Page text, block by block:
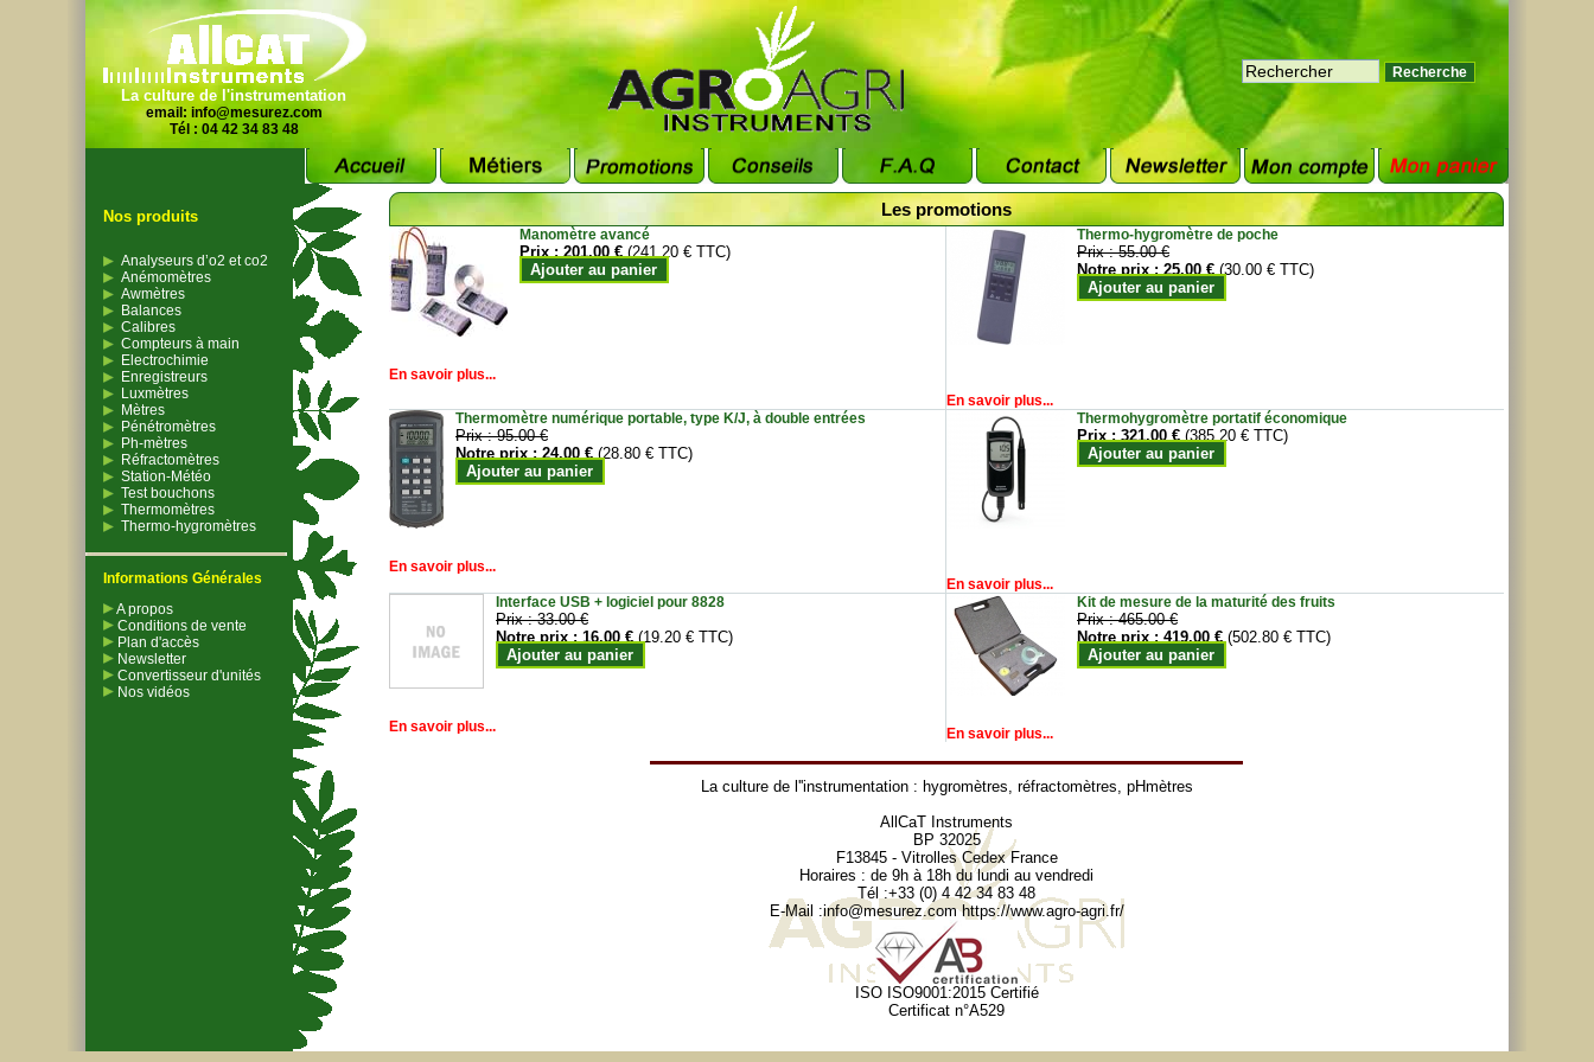
La culture de l'instrumentation
email: info@mesurez.com
Tél : 04 42 34 83 48
Nos produits
Analyseurs d’o2 et co2
Anémomètres
Awmètres
Balances
Calibres
Compteurs à main
Electrochimie
Enregistreurs
Luxmètres
Mètres
Pénétromètres
Ph-mètres
Réfractomètres
Station-Météo
Test bouchons
Thermomètres
Thermo-hygromètres
Informations Générales
A propos
Conditions de vente
Plan d'accès
Newsletter
Convertisseur d'unités
Nos vidéos
Les promotions
Manomètre avancé
Prix :201.00 € (241.20 € TTC)
Ajouter au panier
En savoir plus...
Thermo-hygromètre de poche
Prix :55.00 €
Notre prix :25.00 € (30.00 € TTC)
Ajouter au panier
En savoir plus...
Thermomètre numérique portable, type K/J, à double entrées
Prix :95.00 €
Notre prix :24.00 € (28.80 € TTC)
Ajouter au panier
En savoir plus...
Thermohygromètre portatif économique
Prix :321.00 € (385.20 € TTC)
Ajouter au panier
En savoir plus...
Interface USB + logiciel pour 8828
Prix :33.00 €
Notre prix :16.00 € (19.20 € TTC)
Ajouter au panier
En savoir plus...
Kit de mesure de la maturité des fruits
Prix :465.00 €
Notre prix :419.00 € (502.80 € TTC)
Ajouter au panier
En savoir plus...
La culture de l''instrumentation : hygromètres, réfractomètres, pHmètres
AllCaT Instruments
BP 32025
F13845 - Vitrolles Cedex France
Horaires : de 9h à 18h du lundi au vendredi
Tél :+33 (0) 4 42 34 83 48
E-Mail :info@mesurez.com https://www.agro-agri.fr/
ISO ISO9001:2015 Certifié
Certificat n°A529